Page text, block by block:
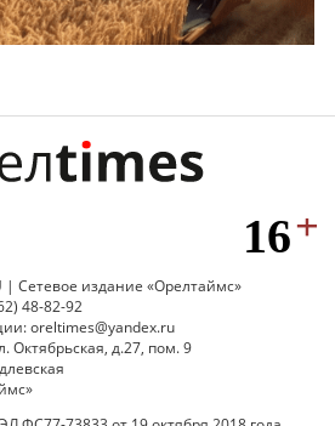
| Сетевое издание «Орелтаймс»
48-82-92
oreltimes@yandex.ru
Октябрьская, д.27, пом. 9